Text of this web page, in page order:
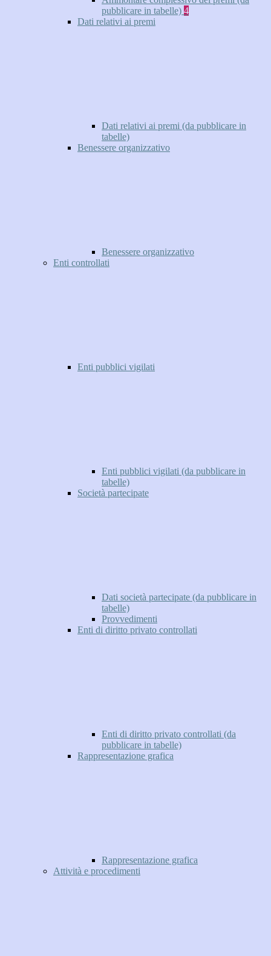
pubblicare in tabelle) 4
Dati relativi ai premi
Dati relativi ai premi (da pubblicare in
tabelle)
Benessere organizzativo
Benessere organizzativo
Enti controllati
Enti pubblici vigilati
Enti pubblici vigilati (da pubblicare in
tabelle)
Società partecipate
Dati società partecipate (da pubblicare in
tabelle)
Provvedimenti
Enti di diritto privato controllati
Enti di diritto privato controllati (da
pubblicare in tabelle)
Rappresentazione grafica
Rappresentazione grafica
Attività e procedimenti